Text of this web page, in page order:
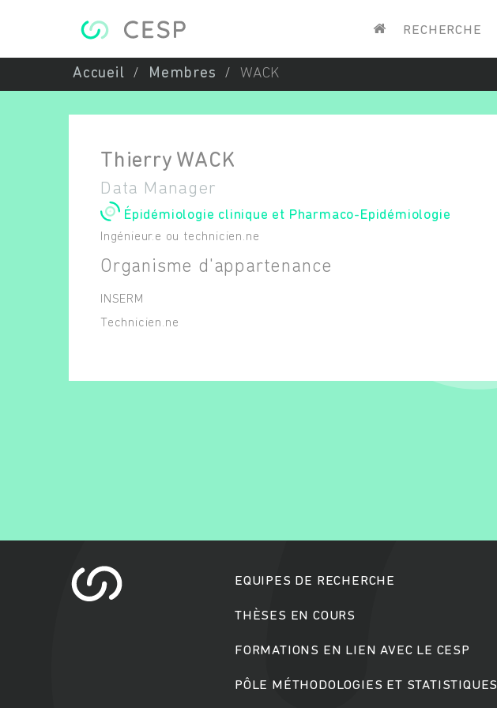
RECHERCHE
Accueil Membres WACK
Thierry WACK
Data Manager
Épidémiologie clinique et Pharmaco-Epidémiologie
Ingénieur.e ou technicien.ne
Organisme d'appartenance
INSERM
Technicien.ne
EQUIPES DE RECHERCHE
THÈSES EN COURS
FORMATIONS EN LIEN AVEC LE CESP
PÔLE MÉTHODOLOGIES ET STATISTIQUES